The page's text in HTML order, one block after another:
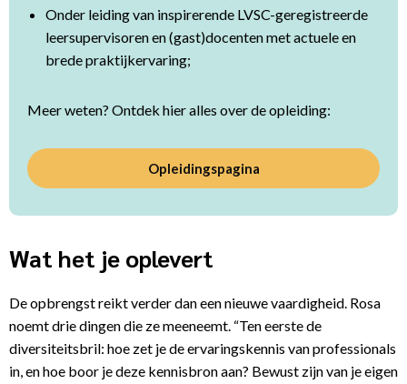
Onder leiding van inspirerende LVSC-geregistreerde
leersupervisoren en (gast)docenten met actuele en
brede praktijkervaring;
Meer weten? Ontdek hier alles over de opleiding:
Opleidingspagina
Wat het je oplevert
De opbrengst reikt verder dan een nieuwe vaardigheid. Rosa
noemt drie dingen die ze meeneemt. “Ten eerste de
diversiteitsbril: hoe zet je de ervaringskennis van professionals
in, en hoe boor je deze kennisbron aan? Bewust zijn van je eigen